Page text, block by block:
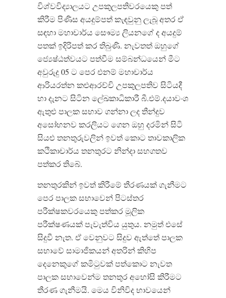
විශ්වවිද්‍යාලයට උපකුලපතිවරයෙකු පත්
කිරීම පිණිස අයදුම්පත් කැඳවුනු ලැබූ අතර ඒ
සඳහා මහාචාර්ය සෞම්‍ය ලියනගේ ද අයදුම්
පතක් ඉදිරිපත් කර තිබුණි. නැවතත් ඔහුගේ
ජ්‍යෙෂ්ඨත්වයට පත්වීම සම්බන්ධයෙන් මීට
අවුරුදු 05 ට පෙර එනම් මහාචාර්ය
ආරියරත්න කළුආරච්චි උපකුලපතිව සිටියදී
හා දැනට සිටින ලේඛකාධිකාරී බී.එම්.දයාවංශ
ඇතුළු පාලක සභාව ගන්නා ලද තීන්දුව
අසෝභනව කරලියට ගෙන ඔහු දරමින් සිටි
සියළු තනතුරුවලින් ඉවත් කොට තාවකාලික
කථිකාචාර්ය තනතුරට නින්දා සහගතව
පත්කර තිබේ.
තනතුරකින් ඉවත් කිරීමේ තීරණයක් ගැනීමට
පෙර පාලක සභාවෙන් පිටස්තර
පරීක්ෂකවරයෙකු පත්කර මූලික
පරීක්ෂණයක් පැවැත්විය යුතුය. නමුත් එසේ
සිදුවී නැත. ඒ වෙනුවට සිදුව ඇත්තේ පාලක
සභාවේ සාමාජිකයන් අතරින් කිහිප
දෙනෙකුගේ කමිටුවක් පත්කොට නැවත
පාලක සභාවෙන්ම තනතුර අහෝසි කිරීමට
තීරණ ගැනීමයි. මෙය විනිවිද භාවයෙන්